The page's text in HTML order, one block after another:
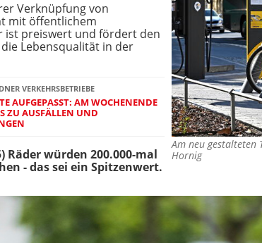
Am neu gestalteten
Hornig
Verknüpfung von
mit öffentlichem
ist preiswert und fördert den
Lebensqualität in der
VERKEHRSBETRIEBE
AUFGEPASST: AM WOCHENENDE
ZU AUSFÄLLEN UND
Räder würden 200.000-mal
- das sei ein Spitzenwert.